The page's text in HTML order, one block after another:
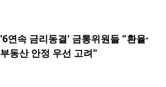
'6연속 금리동결' 금통위원들 "환율·
부동산 안정 우선 고려"